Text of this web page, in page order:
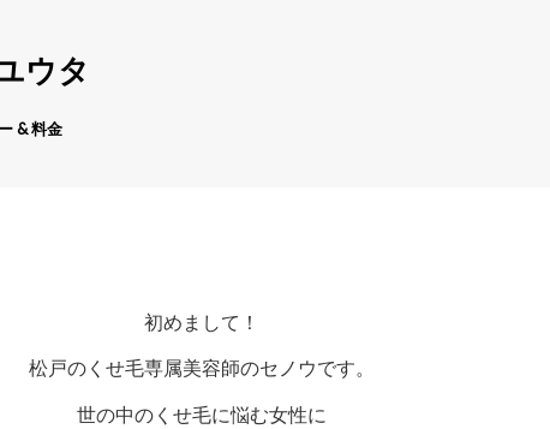
ウタ
& 料金
初めまして！
松戸のくせ毛専属美容師のセノウです。
世の中のくせ毛に悩む女性に